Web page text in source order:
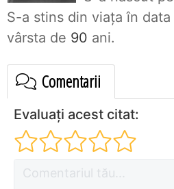
S-a stins din viaţa în data
vârsta de 90 ani.
Comentarii
Evaluați acest citat: